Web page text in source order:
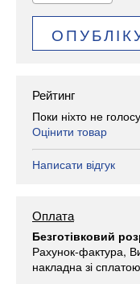
Рейтинг
Поки ніхто не
Оцінити товар
Написати відгук
Оплата
Безготівковий
Рахунок-фактура,
накладна зі